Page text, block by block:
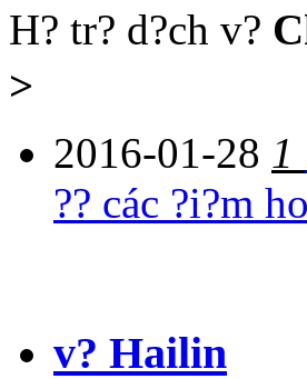
H? tr? d?ch v?
>
2016-01-28 1
?? các ?i?m
v? Hailin